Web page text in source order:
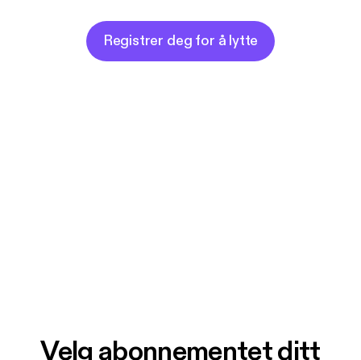
Registrer deg for å lytte
Velg abonnementet ditt